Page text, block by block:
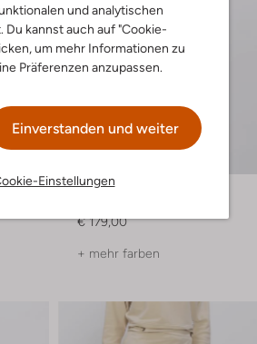
und analytischen
Du kannst auch auf "Cookie-
um mehr Informationen zu
Präferenzen anzupassen.
Einverstanden und weiter
Einstellungen
Penn & Ink
€ 179,00
+ mehr farben